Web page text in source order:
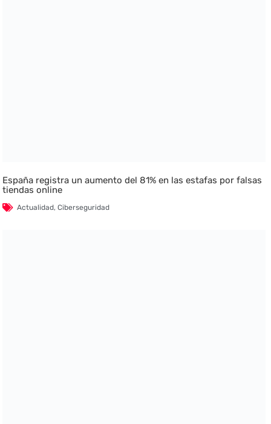
España registra un aumento del 81% en las estafas por falsas
tiendas online
Actualidad,Ciberseguridad